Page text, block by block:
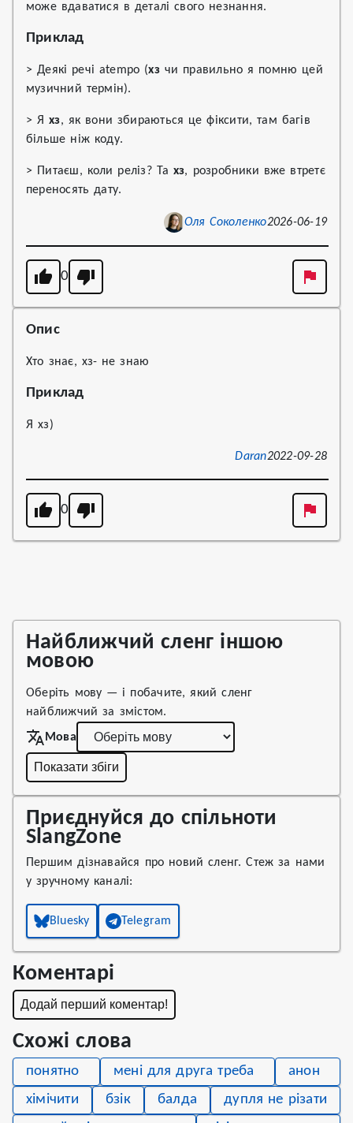
може вдаватися в деталі свого незнання.
Приклад
> Деякі речі atempo (хзчи правильно я помню цей
музичний термін).
> Яхз, як вони збираються це фіксити, там багів
більше ніж коду.
> Питаєш, коли реліз? Та хз, розробники вже втретє
переносять дату.
Оля Соколенко2026-06-19
0
Опис
Хто знає, хз- не знаю
Приклад
Я хз)
Daran2022-09-28
0
Найближчий сленг іншою
мовою
Оберіть мову — і побачите, який сленг
найближчий за змістом.
Мова
Показати збіги
Приєднуйся до спільноти
SlangZone
Першим дізнавайся про новий сленг. Стеж за нами
у зручному каналі:
Bluesky Telegram
Коментарі
Додай перший коментар!
Схожі слова
понятно мені для друга треба
анон
хімічити
бзік балда
дупля не різати